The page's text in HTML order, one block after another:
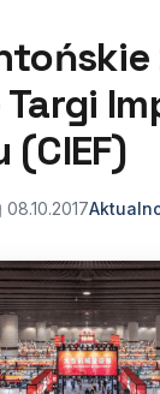
(CIEF)
08.10.2017